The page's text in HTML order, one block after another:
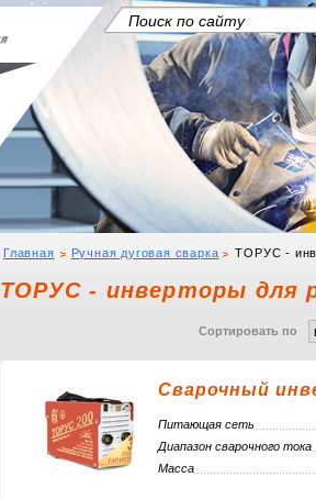
Главная Ручная дуговая сварка ТОРУС -
ТОРУС - инверторы для
Сортировать по
Сварочный
Питающая сеть
Диапазон сварочного тока
Масса